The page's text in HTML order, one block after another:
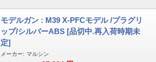
モデルガン : M39 X-PFCモデル /プラグリ
ップ/シルバーABS [品切中.再入荷時期未
定]
メーカー: マルシン